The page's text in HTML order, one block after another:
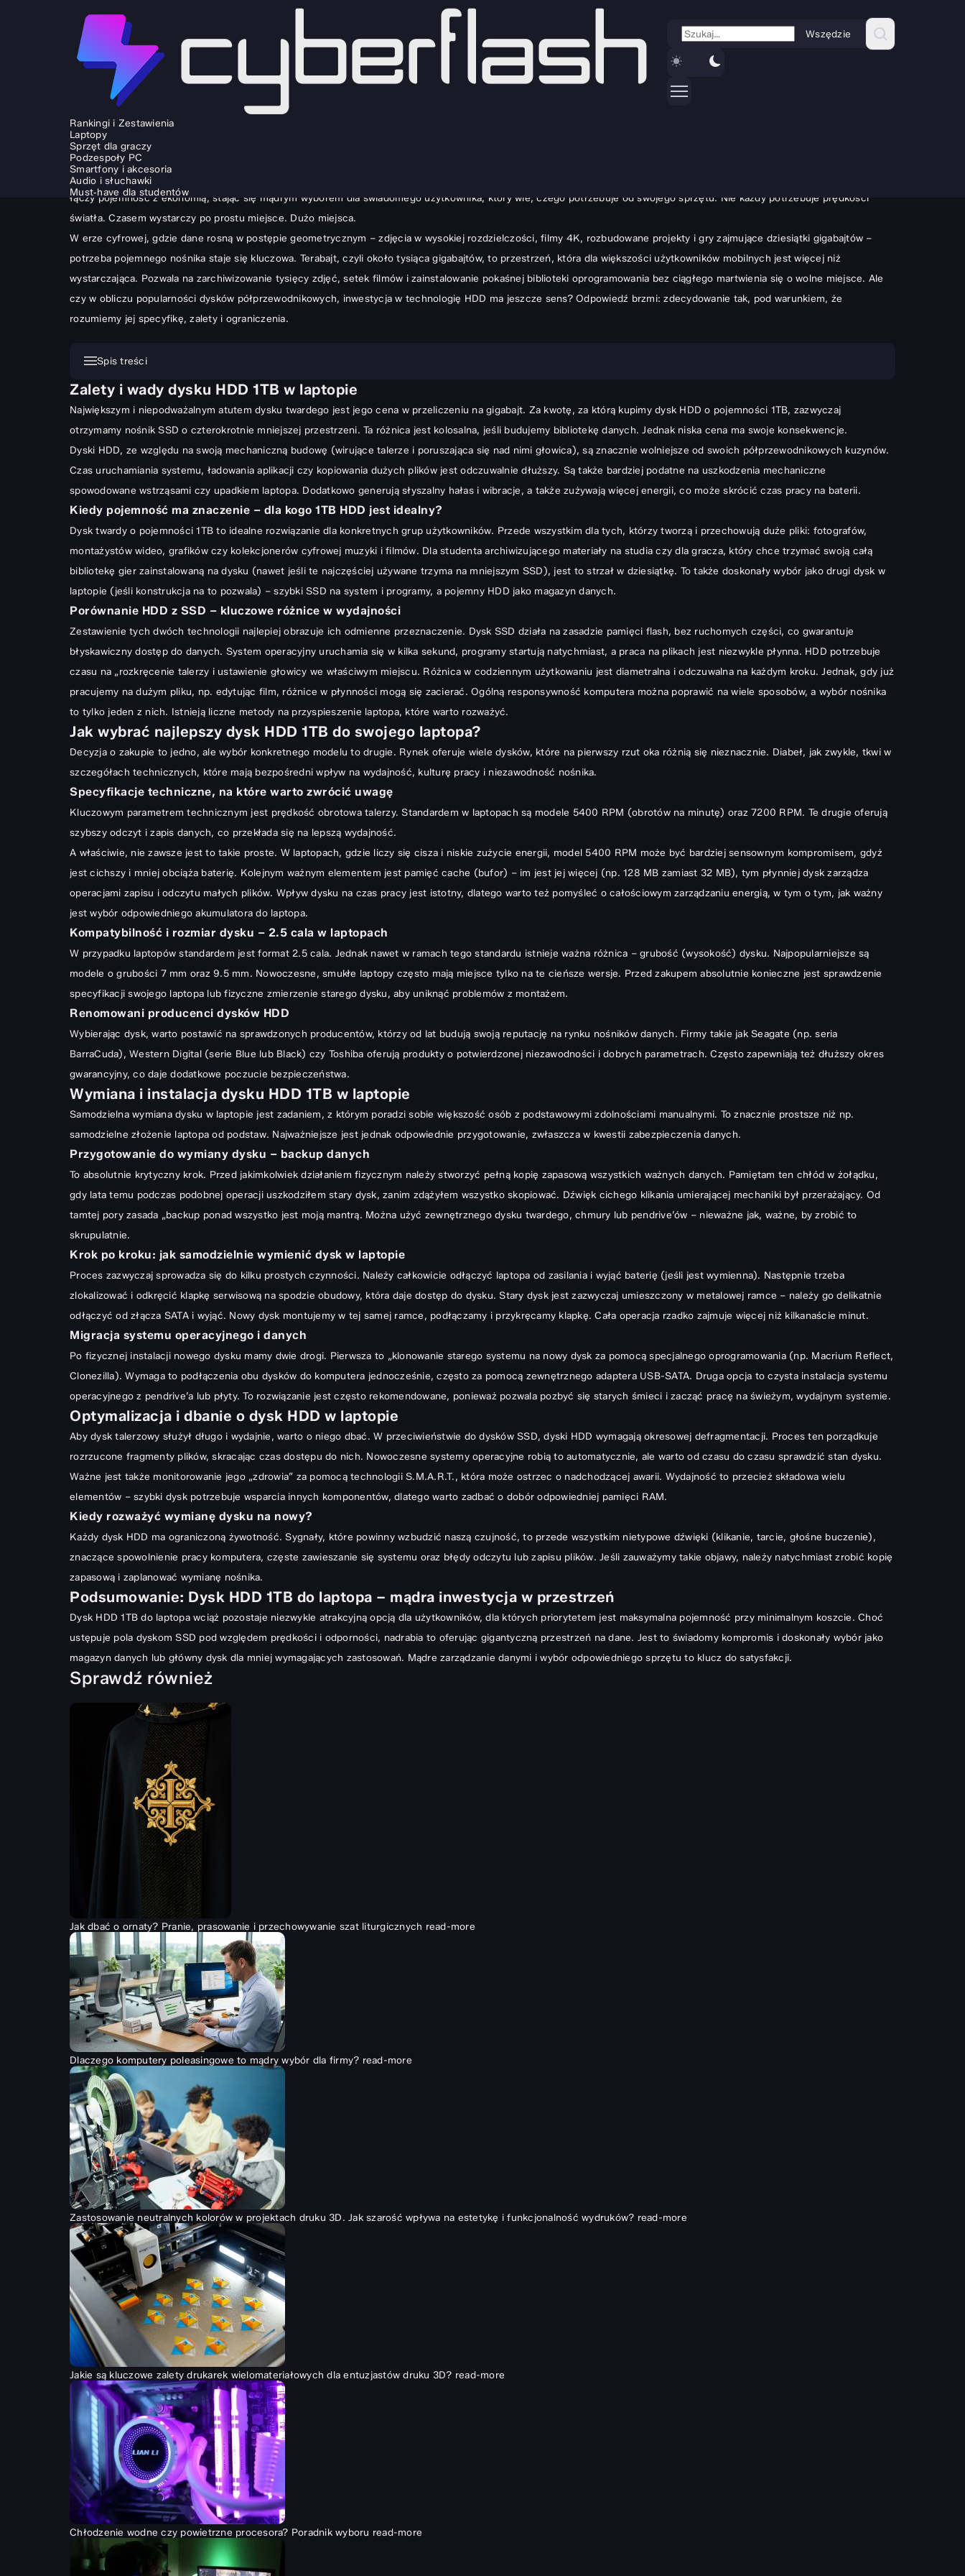
Wszędzie
Rankingi i Zestawienia
Laptopy
Sprzęt dla graczy
Podzespoły PC
Smartfony i akcesoria
Audio i słuchawki
Must‑have dla studentów
SPRZĘT I GADŻETYLAPTOPY
Kiedy warto kupić dysk HDD 1TB do laptopa i na co zwrócić uwagę?
ŁUKASZ JABŁOŃSKI
Gdy rynek zdominowały ultraszybkie dyski SSD, mogłoby się wydawać, że tradycyjne dyski talerzowe odeszły do lamusa. Nic bardziej mylnego. Okazuje się, że solidny dysk
HDD 1TB do laptopa wciąż ma bardzo wiele do zaoferowania, zwłaszcza gdy priorytetem jest ogromna przestrzeń na dane w rozsądnej cenie. To rozwiązanie, które idealnie
łączy pojemność z ekonomią, stając się mądrym wyborem dla świadomego użytkownika, który wie, czego potrzebuje od swojego sprzętu. Nie każdy potrzebuje prędkości
światła. Czasem wystarczy po prostu miejsce. Dużo miejsca.
W erze cyfrowej, gdzie dane rosną w postępie geometrycznym – zdjęcia w wysokiej rozdzielczości, filmy 4K, rozbudowane projekty i gry zajmujące dziesiątki gigabajtów –
potrzeba pojemnego nośnika staje się kluczowa. Terabajt, czyli około tysiąca gigabajtów, to przestrzeń, która dla większości użytkowników mobilnych jest więcej niż
wystarczająca. Pozwala na zarchiwizowanie tysięcy zdjęć, setek filmów i zainstalowanie pokaśnej biblioteki oprogramowania bez ciągłego martwienia się o wolne miejsce. Ale
czy w obliczu popularności dysków półprzewodnikowych, inwestycja w technologię HDD ma jeszcze sens? Odpowiedź brzmi: zdecydowanie tak, pod warunkiem, że
rozumiemy jej specyfikę, zalety i ograniczenia.
Spis treści
Zalety i wady dysku HDD 1TB w laptopie
Kiedy pojemność ma znaczenie – dla kogo 1TB HDD jest idealny?
Porównanie HDD z SSD – kluczowe różnice w wydajności
Specyfikacje techniczne, na które warto zwrócić uwagę
Kompatybilność i rozmiar dysku – 2.5 cala w laptopach
Renomowani producenci dysków HDD
Przygotowanie do wymiany dysku – backup danych
Krok po kroku: jak samodzielnie wymienić dysk w laptopie
Migracja systemu operacyjnego i danych
Optymalizacja i dbanie o dysk HDD w laptopie
Podsumowanie: Dysk HDD 1TB do laptopa – mądra inwestycja w przestrzeń
Zalety i wady dysku HDD 1TB w laptopie
Największym i niepodważalnym atutem dysku twardego jest jego cena w przeliczeniu na gigabajt. Za kwotę, za którą kupimy dysk HDD o pojemności 1TB, zazwyczaj
otrzymamy nośnik SSD o czterokrotnie mniejszej przestrzeni. Ta różnica jest kolosalna, jeśli budujemy bibliotekę danych. Jednak niska cena ma swoje konsekwencje.
Dyski HDD, ze względu na swoją mechaniczną budowę (wirujące talerze i poruszająca się nad nimi głowica), są znacznie wolniejsze od swoich półprzewodnikowych kuzynów.
Czas uruchamiania systemu, ładowania aplikacji czy kopiowania dużych plików jest odczuwalnie dłuższy. Są także bardziej podatne na uszkodzenia mechaniczne
spowodowane wstrząsami czy upadkiem laptopa. Dodatkowo generują słyszalny hałas i wibracje, a także zużywają więcej energii, co może skrócić czas pracy na baterii.
Kiedy pojemność ma znaczenie – dla kogo 1TB HDD jest idealny?
Dysk twardy o pojemności 1TB to idealne rozwiązanie dla konkretnych grup użytkowników. Przede wszystkim dla tych, którzy tworzą i przechowują duże pliki: fotografów,
montażystów wideo, grafików czy kolekcjonerów cyfrowej muzyki i filmów. Dla studenta archiwizującego materiały na studia czy dla gracza, który chce trzymać swoją całą
bibliotekę gier zainstalowaną na dysku (nawet jeśli te najczęściej używane trzyma na mniejszym SSD), jest to strzał w dziesiątkę. To także doskonały wybór jako drugi dysk w
laptopie (jeśli konstrukcja na to pozwala) – szybki SSD na system i programy, a pojemny HDD jako magazyn danych.
Porównanie HDD z SSD – kluczowe różnice w wydajności
Zestawienie tych dwóch technologii najlepiej obrazuje ich odmienne przeznaczenie. Dysk SSD działa na zasadzie pamięci flash, bez ruchomych części, co gwarantuje
błyskawiczny dostęp do danych. System operacyjny uruchamia się w kilka sekund, programy startują natychmiast, a praca na plikach jest niezwykle płynna. HDD potrzebuje
czasu na „rozkręcenie talerzy i ustawienie głowicy we właściwym miejscu. Różnica w codziennym użytkowaniu jest diametralna i odczuwalna na każdym kroku. Jednak, gdy już
pracujemy na dużym pliku, np. edytując film, różnice w płynności mogą się zacierać. Ogólną responsywność komputera można poprawić na wiele sposobów, a wybór nośnika
to tylko jeden z nich. Istnieją liczne metody na przyspieszenie laptopa, które warto rozważyć.
Jak wybrać najlepszy dysk HDD 1TB do swojego laptopa?
Decyzja o zakupie to jedno, ale wybór konkretnego modelu to drugie. Rynek oferuje wiele dysków, które na pierwszy rzut oka różnią się nieznacznie. Diabeł, jak zwykle, tkwi w
szczegółach technicznych, które mają bezpośredni wpływ na wydajność, kulturę pracy i niezawodność nośnika.
Specyfikacje techniczne, na które warto zwrócić uwagę
Kluczowym parametrem technicznym jest prędkość obrotowa talerzy. Standardem w laptopach są modele 5400 RPM (obrotów na minutę) oraz 7200 RPM. Te drugie oferują
szybszy odczyt i zapis danych, co przekłada się na lepszą wydajność.
A właściwie, nie zawsze jest to takie proste. W laptopach, gdzie liczy się cisza i niskie zużycie energii, model 5400 RPM może być bardziej sensownym kompromisem, gdyż
jest cichszy i mniej obciąża baterię. Kolejnym ważnym elementem jest pamięć cache (bufor) – im jest jej więcej (np. 128 MB zamiast 32 MB), tym płynniej dysk zarządza
operacjami zapisu i odczytu małych plików. Wpływ dysku na czas pracy jest istotny, dlatego warto też pomyśleć o całościowym zarządzaniu energią, w tym o tym, jak ważny
jestwybór odpowiedniego akumulatora do laptopa.
Kompatybilność i rozmiar dysku – 2.5 cala w laptopach
W przypadku laptopów standardem jest format 2.5 cala. Jednak nawet w ramach tego standardu istnieje ważna różnica – grubość (wysokość) dysku. Najpopularniejsze są
modele o grubości 7 mm oraz 9.5 mm. Nowoczesne, smukłe laptopy często mają miejsce tylko na te cieńsze wersje. Przed zakupem absolutnie konieczne jest sprawdzenie
specyfikacji swojego laptopa lub fizyczne zmierzenie starego dysku, aby uniknąć problemów z montażem.
Renomowani producenci dysków HDD
Wybierając dysk, warto postawić na sprawdzonych producentów, którzy od lat budują swoją reputację na rynku nośników danych. Firmy takie jak Seagate (np. seria
BarraCuda), Western Digital (serie Blue lub Black) czy Toshiba oferują produkty o potwierdzonej niezawodności i dobrych parametrach. Często zapewniają też dłuższy okres
gwarancyjny, co daje dodatkowe poczucie bezpieczeństwa.
Wymiana i instalacja dysku HDD 1TB w laptopie
Samodzielna wymiana dysku w laptopie jest zadaniem, z którym poradzi sobie większość osób z podstawowymi zdolnościami manualnymi. To znacznie prostsze niż np.
samodzielne złożenie laptopa od podstaw. Najważniejsze jest jednak odpowiednie przygotowanie, zwłaszcza w kwestii zabezpieczenia danych.
Przygotowanie do wymiany dysku – backup danych
To absolutnie krytyczny krok. Przed jakimkolwiek działaniem fizycznym należy stworzyć pełną kopię zapasową wszystkich ważnych danych. Pamiętam ten chłód w żołądku,
gdy lata temu podczas podobnej operacji uszkodziłem stary dysk, zanim zdążyłem wszystko skopiować. Dźwięk cichego klikania umierającej mechaniki był przerażający. Od
tamtej pory zasada „backup ponad wszystko jest moją mantrą. Można użyć zewnętrznego dysku twardego, chmury lub pendrive’ów – nieważne jak, ważne, by zrobić to
skrupulatnie.
Krok po kroku: jak samodzielnie wymienić dysk w laptopie
Proces zazwyczaj sprowadza się do kilku prostych czynności. Należy całkowicie odłączyć laptopa od zasilania i wyjąć baterię (jeśli jest wymienna). Następnie trzeba
zlokalizować i odkręcić klapkę serwisową na spodzie obudowy, która daje dostęp do dysku. Stary dysk jest zazwyczaj umieszczony w metalowej ramce – należy go delikatnie
odłączyć od złącza SATA i wyjąć. Nowy dysk montujemy w tej samej ramce, podłączamy i przykręcamy klapkę. Cała operacja rzadko zajmuje więcej niż kilkanaście minut.
Migracja systemu operacyjnego i danych
Po fizycznej instalacji nowego dysku mamy dwie drogi. Pierwsza to „klonowanie starego systemu na nowy dysk za pomocą specjalnego oprogramowania (np. Macrium Reflect,
Clonezilla). Wymaga to podłączenia obu dysków do komputera jednocześnie, często za pomocą zewnętrznego adaptera USB-SATA. Druga opcja to czysta instalacja systemu
operacyjnego z pendrive’a lub płyty. To rozwiązanie jest często rekomendowane, ponieważ pozwala pozbyć się starych śmieci i zacząć pracę na świeżym, wydajnym systemie.
Optymalizacja i dbanie o dysk HDD w laptopie
Aby dysk talerzowy służył długo i wydajnie, warto o niego dbać. W przeciwieństwie do dysków SSD, dyski HDD wymagają okresowej defragmentacji. Proces ten porządkuje
rozrzucone fragmenty plików, skracając czas dostępu do nich. Nowoczesne systemy operacyjne robią to automatycznie, ale warto od czasu do czasu sprawdzić stan dysku.
Ważne jest także monitorowanie jego „zdrowia” za pomocą technologii S.M.A.R.T., która może ostrzec o nadchodzącej awarii. Wydajność to przecież składowa wielu
elementów – szybki dysk potrzebuje wsparcia innych komponentów, dlatego warto zadbać o dobór odpowiedniej pamięci RAM.
Kiedy rozważyć wymianę dysku na nowy?
Każdy dysk HDD ma ograniczoną żywotność. Sygnały, które powinny wzbudzić naszą czujność, to przede wszystkim nietypowe dźwięki (klikanie, tarcie, głośne buczenie),
znaczące spowolnienie pracy komputera, częste zawieszanie się systemu oraz błędy odczytu lub zapisu plików. Jeśli zauważymy takie objawy, należy natychmiast zrobić kopię
zapasową i zaplanować wymianę nośnika.
Podsumowanie: Dysk HDD 1TB do laptopa – mądra inwestycja w przestrzeń
Dysk HDD 1TB do laptopa wciąż pozostaje niezwykle atrakcyjną opcją dla użytkowników, dla których priorytetem jest maksymalna pojemność przy minimalnym koszcie. Choć
ustępuje pola dyskom SSD pod względem prędkości i odporności, nadrabia to oferując gigantyczną przestrzeń na dane. Jest to świadomy kompromis i doskonały wybór jako
magazyn danych lub główny dysk dla mniej wymagających zastosowań. Mądre zarządzanie danymi i wybór odpowiedniego sprzętu to klucz do satysfakcji.
Sprawdź również
Jak dbać o ornaty? Pranie, prasowanie i przechowywanie szat liturgicznych read-more
Dlaczego komputery poleasingowe to mądry wybór dla firmy? read-more
Zastosowanie neutralnych kolorów w projektach druku 3D. Jak szarość wpływa na estetykę i funkcjonalność wydruków? read-more
Jakie są kluczowe zalety drukarek wielomateriałowych dla entuzjastów druku 3D? read-more
Chłodzenie wodne czy powietrzne procesora? Poradnik wyboru read-more